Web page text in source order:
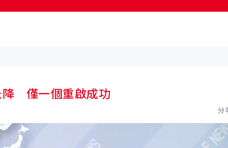
降 僅一個重啟成功
分